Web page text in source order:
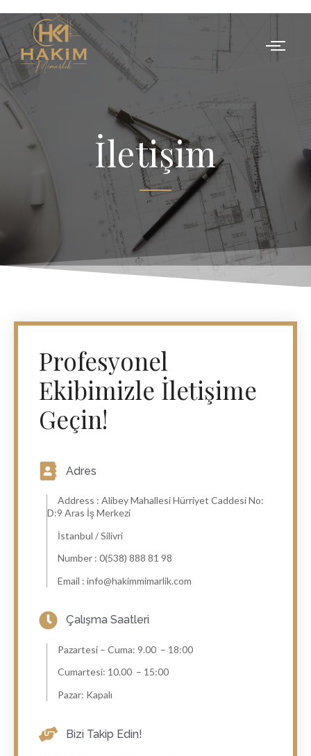
İletişim
Profesyonel
Ekibimizle İletişime
Geçin!
Adres
Address : Alibey Mahallesi Hürriyet Caddesi No:
D:9 Aras İş Merkezi
İstanbul / Silivri
Number : 0(538) 888 81 98
Email : info@hakimmimarlik.com
Çalışma Saatleri
Pazartesi – Cuma: 9.00 – 18:00
Cumartesi: 10.00 – 15:00
Pazar: Kapalı
Bizi Takip Edin!